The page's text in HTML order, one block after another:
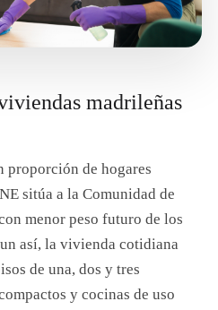
madrileñas
proporción de hogares
sitúa a la Comunidad de
menor peso futuro de los
así, la vivienda cotidiana
de una, dos y tres
y cocinas de uso